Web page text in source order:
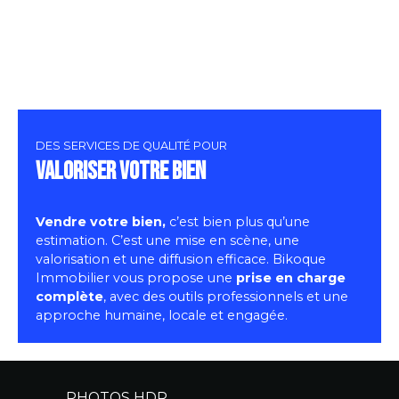
DES SERVICES DE QUALITÉ POUR
valoriser votre bien
Vendre votre bien, c’est bien plus qu’une
estimation. C’est une mise en scène, une
valorisation et une diffusion efficace. Bikoque
Immobilier vous propose une prise en charge
complète, avec des outils professionnels et une
approche humaine, locale et engagée.